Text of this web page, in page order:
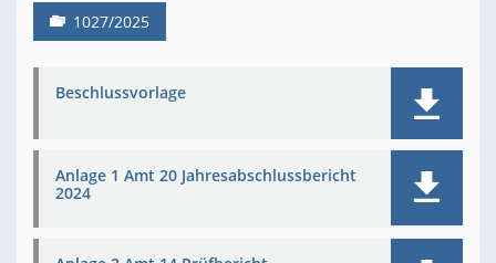
1027/2025
Beschlussvorlage
Anlage 1 Amt 20 Jahresabschlussbericht
2024